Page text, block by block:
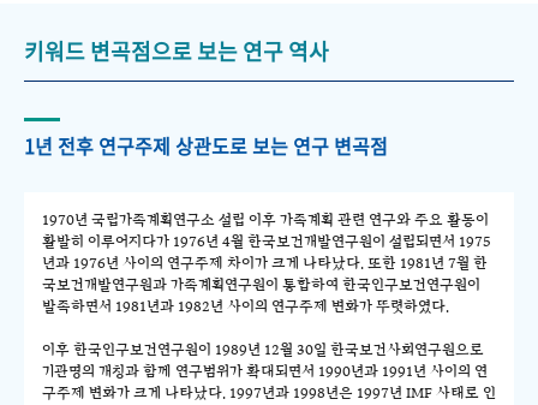
키워드 변곡점으로 보는 연구 역사
1년 전후 연구주제 상관도로 보는 연구 변곡점
1970년 국립가족계획연구소 설립 이후 가족계획 관련 연구와 주요 활동이
활발히 이루어지다가 1976년 4월 한국보건개발연구원이 설립되면서 1975
년과 1976년 사이의 연구주제 차이가 크게 나타났다. 또한 1981년 7월 한
국보건개발연구원과 가족계획연구원이 통합하여 한국인구보건연구원이
발족하면서 1981년과 1982년 사이의 연구주제 변화가 뚜렷하였다.
이후 한국인구보건연구원이 1989년 12월 30일 한국보건사회연구원으로
기관명의 개칭과 함께 연구범위가 확대되면서 1990년과 1991년 사이의 연
구주제 변화가 크게 나타났다. 1997년과 1998년은 1997년 IMF 사태로 인